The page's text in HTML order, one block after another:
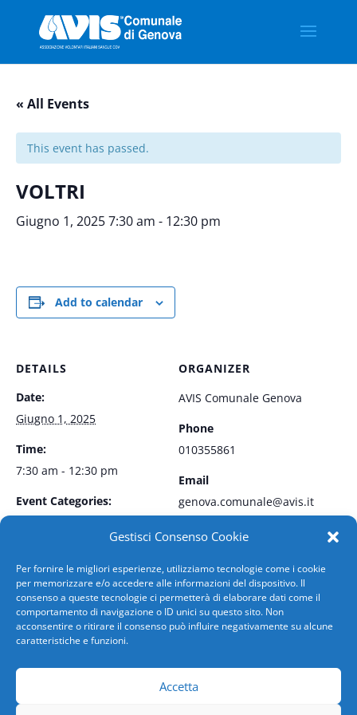
Gestisci Consenso Cookie
Per fornire le migliori esperienze, utilizziamo tecnologie come i cookie
per memorizzare e/o accedere alle informazioni del dispositivo. Il
consenso a queste tecnologie ci permetterà di elaborare dati come il
comportamento di navigazione o ID unici su questo sito. Non
acconsentire o ritirare il consenso può influire negativamente su alcune
caratteristiche e funzioni.
Accetta
« All Events
This event has passed.
VOLTRI
Giugno 1, 2025 7:30 am - 12:30 pm
Add to calendar
DETAILS
Date:
Giugno 1, 2025
Time:
7:30 am - 12:30 pm
Event Categories:
ORGANIZER
AVIS Comunale Genova
Phone
010355861
Email
genova.comunale@avis.it
VENUE
Vico Limisso, 4/4
PORTO ANTICO CT SAN MARTINO